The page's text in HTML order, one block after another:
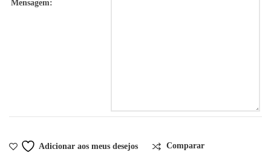
Mensagem:
Adicionar aos meus desejos Comparar